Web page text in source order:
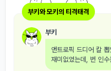
부키와 모키의 티격태격
부키
앤트로픽 드디어 칼
재미없었는데, 번 인